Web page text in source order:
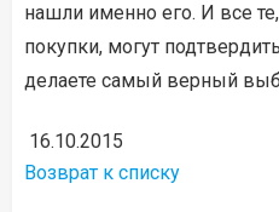
нашли именно его. И все
покупки, могут
делаете самый верный
16.10.2015
Возврат к списку